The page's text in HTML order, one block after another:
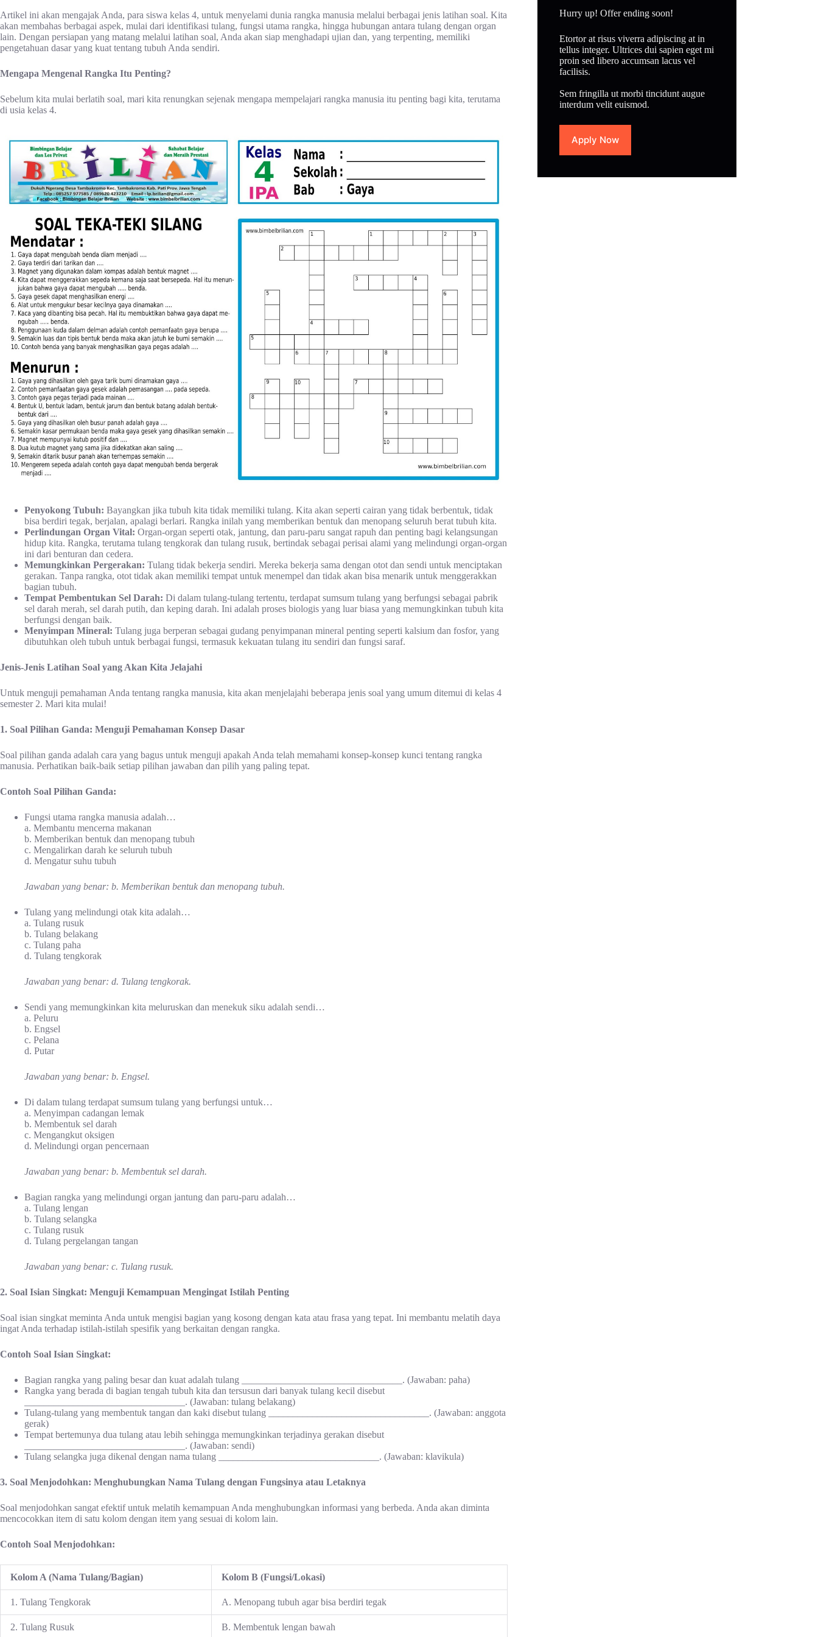
Artikel ini akan mengajak Anda, para siswa kelas 4, untuk menyelami dunia rangka manusia melalui berbagai jenis latihan soal. Kita
akan membahas berbagai aspek, mulai dari identifikasi tulang, fungsi utama rangka, hingga hubungan antara tulang dengan organ
lain. Dengan persiapan yang matang melalui latihan soal, Anda akan siap menghadapi ujian dan, yang terpenting, memiliki
pengetahuan dasar yang kuat tentang tubuh Anda sendiri.
Mengapa Mengenal Rangka Itu Penting?
Sebelum kita mulai berlatih soal, mari kita renungkan sejenak mengapa mempelajari rangka manusia itu penting bagi kita, terutama
di usia kelas 4.
Penyokong Tubuh: Bayangkan jika tubuh kita tidak memiliki tulang. Kita akan seperti cairan yang tidak berbentuk, tidak
bisa berdiri tegak, berjalan, apalagi berlari. Rangka inilah yang memberikan bentuk dan menopang seluruh berat tubuh kita.
Perlindungan Organ Vital: Organ-organ seperti otak, jantung, dan paru-paru sangat rapuh dan penting bagi kelangsungan
hidup kita. Rangka, terutama tulang tengkorak dan tulang rusuk, bertindak sebagai perisai alami yang melindungi organ-organ
ini dari benturan dan cedera.
Memungkinkan Pergerakan: Tulang tidak bekerja sendiri. Mereka bekerja sama dengan otot dan sendi untuk menciptakan
gerakan. Tanpa rangka, otot tidak akan memiliki tempat untuk menempel dan tidak akan bisa menarik untuk menggerakkan
bagian tubuh.
Tempat Pembentukan Sel Darah: Di dalam tulang-tulang tertentu, terdapat sumsum tulang yang berfungsi sebagai pabrik
sel darah merah, sel darah putih, dan keping darah. Ini adalah proses biologis yang luar biasa yang memungkinkan tubuh kita
berfungsi dengan baik.
Menyimpan Mineral: Tulang juga berperan sebagai gudang penyimpanan mineral penting seperti kalsium dan fosfor, yang
dibutuhkan oleh tubuh untuk berbagai fungsi, termasuk kekuatan tulang itu sendiri dan fungsi saraf.
Jenis-Jenis Latihan Soal yang Akan Kita Jelajahi
Untuk menguji pemahaman Anda tentang rangka manusia, kita akan menjelajahi beberapa jenis soal yang umum ditemui di kelas 4
semester 2. Mari kita mulai!
1. Soal Pilihan Ganda: Menguji Pemahaman Konsep Dasar
Soal pilihan ganda adalah cara yang bagus untuk menguji apakah Anda telah memahami konsep-konsep kunci tentang rangka
manusia. Perhatikan baik-baik setiap pilihan jawaban dan pilih yang paling tepat.
Contoh Soal Pilihan Ganda:
Fungsi utama rangka manusia adalah…
a. Membantu mencerna makanan
b. Memberikan bentuk dan menopang tubuh
c. Mengalirkan darah ke seluruh tubuh
d. Mengatur suhu tubuh
Jawaban yang benar: b. Memberikan bentuk dan menopang tubuh.
Tulang yang melindungi otak kita adalah…
a. Tulang rusuk
b. Tulang belakang
c. Tulang paha
d. Tulang tengkorak
Jawaban yang benar: d. Tulang tengkorak.
Sendi yang memungkinkan kita meluruskan dan menekuk siku adalah sendi…
a. Peluru
b. Engsel
c. Pelana
d. Putar
Jawaban yang benar: b. Engsel.
Di dalam tulang terdapat sumsum tulang yang berfungsi untuk…
a. Menyimpan cadangan lemak
b. Membentuk sel darah
c. Mengangkut oksigen
d. Melindungi organ pencernaan
Jawaban yang benar: b. Membentuk sel darah.
Bagian rangka yang melindungi organ jantung dan paru-paru adalah…
a. Tulang lengan
b. Tulang selangka
c. Tulang rusuk
d. Tulang pergelangan tangan
Jawaban yang benar: c. Tulang rusuk.
2. Soal Isian Singkat: Menguji Kemampuan Mengingat Istilah Penting
Soal isian singkat meminta Anda untuk mengisi bagian yang kosong dengan kata atau frasa yang tepat. Ini membantu melatih daya
ingat Anda terhadap istilah-istilah spesifik yang berkaitan dengan rangka.
Contoh Soal Isian Singkat:
Bagian rangka yang paling besar dan kuat adalah tulang _________________________________. (Jawaban: paha)
Rangka yang berada di bagian tengah tubuh kita dan tersusun dari banyak tulang kecil disebut
_________________________________. (Jawaban: tulang belakang)
Tulang-tulang yang membentuk tangan dan kaki disebut tulang _________________________________. (Jawaban: anggota
gerak)
Tempat bertemunya dua tulang atau lebih sehingga memungkinkan terjadinya gerakan disebut
_________________________________. (Jawaban: sendi)
Tulang selangka juga dikenal dengan nama tulang _________________________________. (Jawaban: klavikula)
3. Soal Menjodohkan: Menghubungkan Nama Tulang dengan Fungsinya atau Letaknya
Soal menjodohkan sangat efektif untuk melatih kemampuan Anda menghubungkan informasi yang berbeda. Anda akan diminta
mencocokkan item di satu kolom dengan item yang sesuai di kolom lain.
Contoh Soal Menjodohkan:
Kolom A (Nama Tulang/Bagian) Kolom B (Fungsi/Lokasi)
1. Tulang Tengkorak A. Menopang tubuh agar bisa berdiri tegak
2. Tulang Rusuk B. Membentuk lengan bawah
Hurry up! Offer ending soon!
Etortor at risus viverra adipiscing at in
tellus integer. Ultrices dui sapien eget mi
proin sed libero accumsan lacus vel
facilisis.
Sem fringilla ut morbi tincidunt augue
interdum velit euismod.
Apply Now